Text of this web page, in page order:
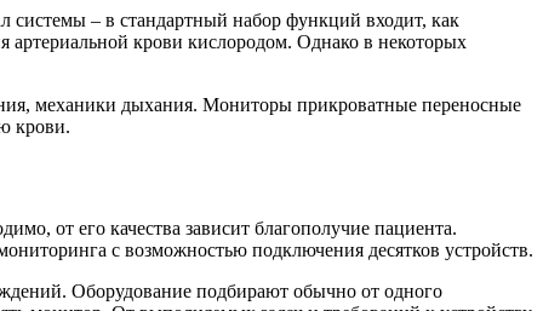
системы – в стандартный набор функций входит, как
артериальной крови кислородом. Однако в некоторых
механики дыхания. Мониторы прикроватные переносные
крови.
от его качества зависит благополучие пациента.
с возможностью подключения десятков устройств.
Оборудование подбирают обычно от одного